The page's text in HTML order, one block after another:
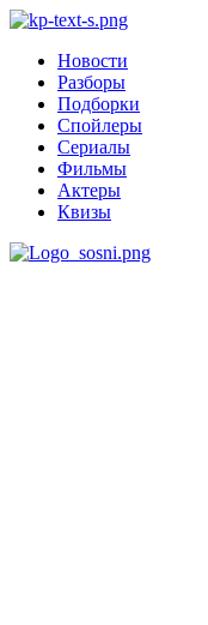
Новости
Разборы
Подборки
Спойлеры
Сериалы
Фильмы
Актеры
Квизы